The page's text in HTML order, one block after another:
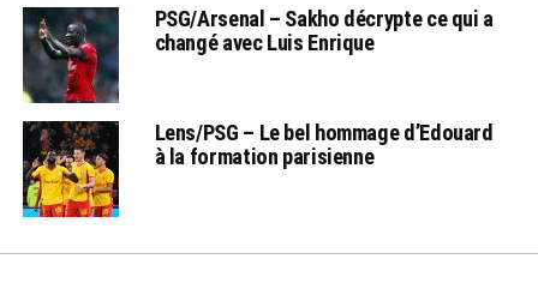
PSG/Arsenal – Sakho décrypte ce qui a
changé avec Luis Enrique
Lens/PSG – Le bel hommage d’Edouard
à la formation parisienne